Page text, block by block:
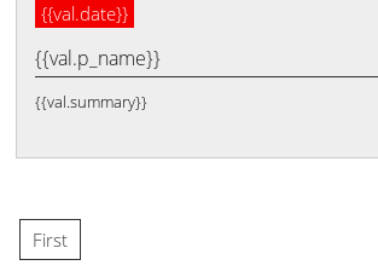
{{val.date}}
{{val.p_name}}
{{val.summary}}
First